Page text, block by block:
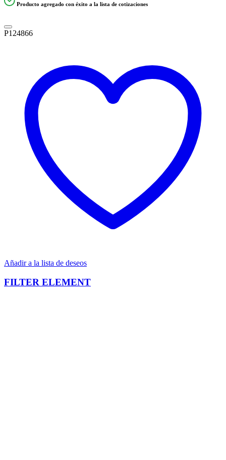
Producto agregado con éxito a la lista de cotizaciones
P124866
Añadir a la lista de deseos
FILTER ELEMENT